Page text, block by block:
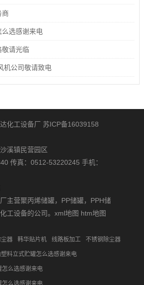
商
选感谢来电
敬请光临
机公司敬请致电
化工设备厂 苏ICP备16039158
溪镇民营园区
传真：0512-53220245 手机：
主营聚丙烯储罐， PP储罐， PPH储
工设备的公司。xml地图 htm地图
器 韩华贴片机 线路板加工 不锈钢除尘器
料立式贮罐怎么选感谢来电
怎么选感谢来电
怎么选感谢来电